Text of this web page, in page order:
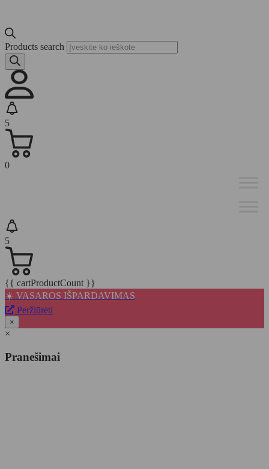
Products search
5
0
5
{{ cartProductCount }}
☀️ VASAROS IŠPARDAVIMAS
Peržiūrėti
×
×
Pranešimai